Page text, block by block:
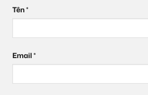
Tên*
Email*